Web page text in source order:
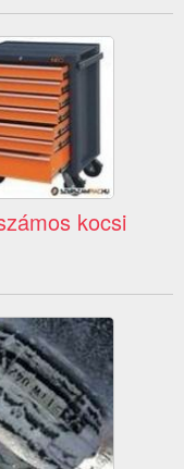
kocsi